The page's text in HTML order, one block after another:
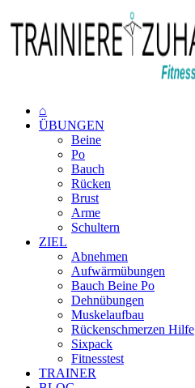
⌂
ÜBUNGEN
Beine
Po
Bauch
Rücken
Brust
Arme
Schultern
ZIEL
Abnehmen
Aufwärmübungen
Bauch Beine Po
Dehnübungen
Muskelaufbau
Rückenschmerzen Hilfe
Sixpack
Fitnesstest
TRAINER